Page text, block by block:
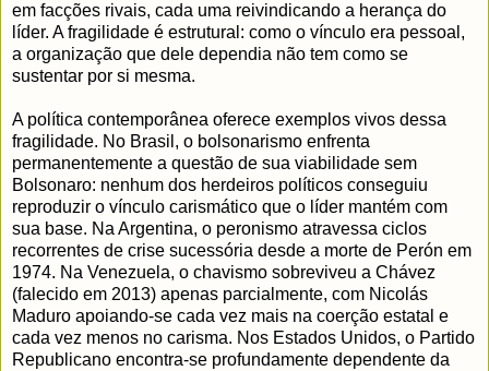
em facções rivais, cada uma reivindicando a herança do
líder. A fragilidade é estrutural: como o vínculo era pessoal,
a organização que dele dependia não tem como se
sustentar por si mesma.
A política contemporânea oferece exemplos vivos dessa
fragilidade. No Brasil, o bolsonarismo enfrenta
permanentemente a questão de sua viabilidade sem
Bolsonaro: nenhum dos herdeiros políticos conseguiu
reproduzir o vínculo carismático que o líder mantém com
sua base. Na Argentina, o peronismo atravessa ciclos
recorrentes de crise sucessória desde a morte de Perón em
1974. Na Venezuela, o chavismo sobreviveu a Chávez
(falecido em 2013) apenas parcialmente, com Nicolás
Maduro apoiando-se cada vez mais na coerção estatal e
cada vez menos no carisma. Nos Estados Unidos, o Partido
Republicano encontra-se profundamente dependente da